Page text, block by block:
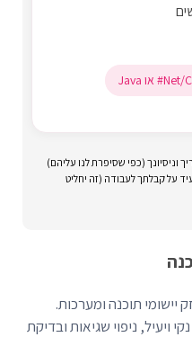
(כפי שסיפרת לנו עליהם)
על קבלתך לעבודה (זה יחליט
תוכנה ומערכות.
ויעיל, ניפוי שגיאות ובדיקת